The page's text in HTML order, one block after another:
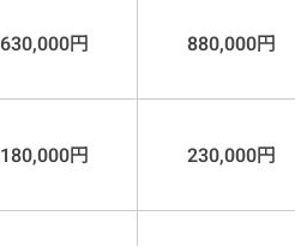
630,000円 880,000円
180,000円 230,000円